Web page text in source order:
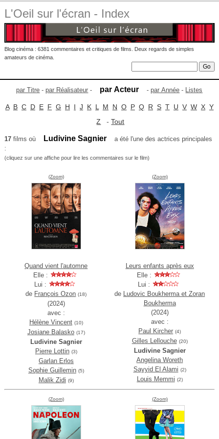
L'Oeil sur l'écran - Index
Blog cinéma : 6381 commentaires et critiques de films. Deux regards de simples
amateurs de cinéma.
par Titre -par Réalisateur - par Acteur -par Année - Listes
A B C D E F G H I J K L M N O P Q R S T U V W X Y
Z -Tout
17films où Ludivine Sagnier
a été l'une des actrices principales
:
(cliquez sur une affiche pour lire les commentaires sur le film)
(Zoom)
Quand vient l'automne
Elle :
Lui :
de François Ozon (18)
(2024)
avec :
Hélène Vincent (10)
Josiane Balasko (17)
Ludivine Sagnier
Pierre Lottin (3)
Garlan Erlos
Sophie Guillemin (5)
Malik Zidi (9)
(Zoom)
Leurs enfants après eux
Elle :
Lui :
de Ludovic Boukherma et Zoran
Boukherma
(2024)
avec :
Paul Kircher (4)
Gilles Lellouche (20)
Ludivine Sagnier
Angelina Woreth
Sayyid El Alami (2)
Louis Memmi (2)
(Zoom) (Zoom)